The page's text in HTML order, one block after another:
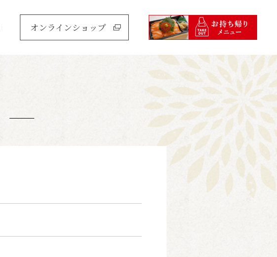
オンラインショップ